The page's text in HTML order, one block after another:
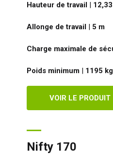
Hauteur de travail| 12,33
Allonge de travail| 5 m
Charge maximale de
Poids minimum| 1195 kg
VOIR LE PRODUIT
Nifty 170